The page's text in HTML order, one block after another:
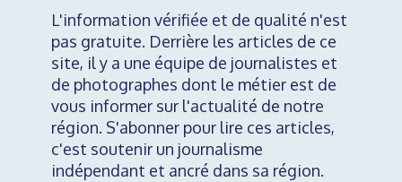
L'information vérifiée et de qualité n'est
pas gratuite. Derrière les articles de ce
site, il y a une équipe de journalistes et
de photographes dont le métier est de
vous informer sur l'actualité de notre
région. S'abonner pour lire ces articles,
c'est soutenir un journalisme
indépendant et ancré dans sa région.